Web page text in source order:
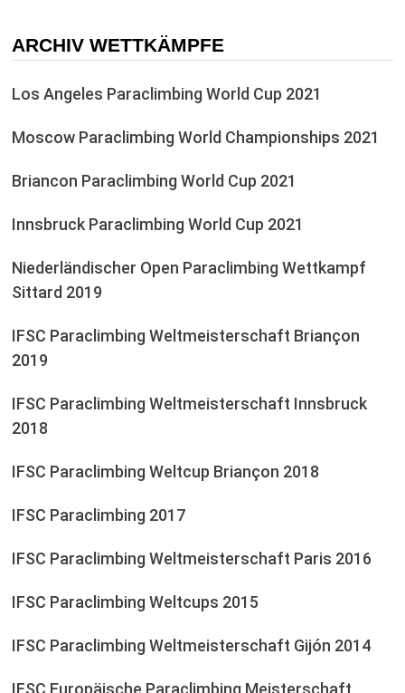
ARCHIV WETTKÄMPFE
Los Angeles Paraclimbing World Cup 2021
Moscow Paraclimbing World Championships 2021
Briancon Paraclimbing World Cup 2021
Innsbruck Paraclimbing World Cup 2021
Niederländischer Open Paraclimbing Wettkampf
Sittard 2019
IFSC Paraclimbing Weltmeisterschaft Briançon
2019
IFSC Paraclimbing Weltmeisterschaft Innsbruck
2018
IFSC Paraclimbing Weltcup Briançon 2018
IFSC Paraclimbing 2017
IFSC Paraclimbing Weltmeisterschaft Paris 2016
IFSC Paraclimbing Weltcups 2015
IFSC Paraclimbing Weltmeisterschaft Gijón 2014